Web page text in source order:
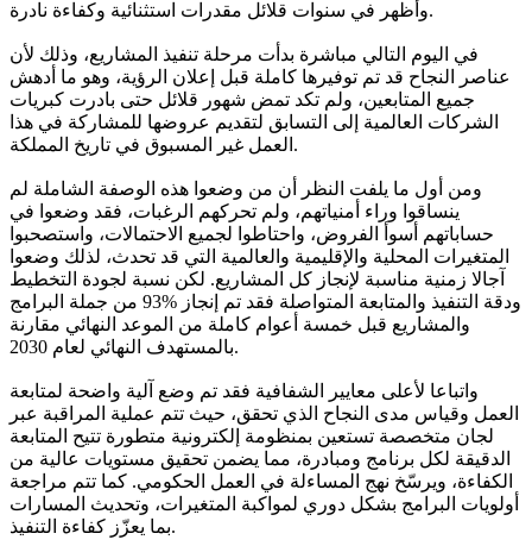
وأظهر في سنوات قلائل مقدرات استثنائية وكفاءة نادرة.
في اليوم التالي مباشرة بدأت مرحلة تنفيذ المشاريع، وذلك لأن
عناصر النجاح قد تم توفيرها كاملة قبل إعلان الرؤية، وهو ما أدهش
جميع المتابعين، ولم تكد تمض شهور قلائل حتى بادرت كبريات
الشركات العالمية إلى التسابق لتقديم عروضها للمشاركة في هذا
العمل غير المسبوق في تاريخ المملكة.
ومن أول ما يلفت النظر أن من وضعوا هذه الوصفة الشاملة لم
ينساقوا وراء أمنياتهم، ولم تحركهم الرغبات، فقد وضعوا في
حساباتهم أسوأ الفروض، واحتاطوا لجميع الاحتمالات، واستصحبوا
المتغيرات المحلية والإقليمية والعالمية التي قد تحدث، لذلك وضعوا
آجالا زمنية مناسبة لإنجاز كل المشاريع. لكن نسبة لجودة التخطيط
ودقة التنفيذ والمتابعة المتواصلة فقد تم إنجاز %93 من جملة البرامج
والمشاريع قبل خمسة أعوام كاملة من الموعد النهائي مقارنة
بالمستهدف النهائي لعام 2030.
واتباعا لأعلى معايير الشفافية فقد تم وضع آلية واضحة لمتابعة
العمل وقياس مدى النجاح الذي تحقق، حيث تتم عملية المراقبة عبر
لجان متخصصة تستعين بمنظومة إلكترونية متطورة تتيح المتابعة
الدقيقة لكل برنامج ومبادرة، مما يضمن تحقيق مستويات عالية من
الكفاءة، ويرسّخ نهج المساءلة في العمل الحكومي. كما تتم مراجعة
أولويات البرامج بشكل دوري لمواكبة المتغيرات، وتحديث المسارات
بما يعزّز كفاءة التنفيذ.